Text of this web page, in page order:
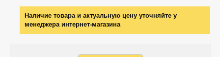
Наличие товара и актуальную цену уточняйте у
менеджера интернет-магазина